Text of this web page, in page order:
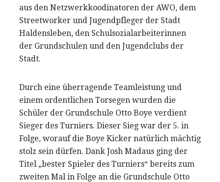
aus den Netzwerkkoodinatoren der AWO, dem
Streetworker und Jugendpfleger der Stadt
Haldensleben, den Schulsozialarbeiterinnen
der Grundschulen und den Jugendclubs der
Stadt.
Durch eine überragende Teamleistung und
einem ordentlichen Torsegen wurden die
Schüler der Grundschule Otto Boye verdient
Sieger des Turniers. Dieser Sieg war der 5. in
Folge, worauf die Boye Kicker natürlich mächtig
stolz sein dürfen. Dank Josh Madaus ging der
Titel „bester Spieler des Turniers“ bereits zum
zweiten Mal in Folge an die Grundschule Otto